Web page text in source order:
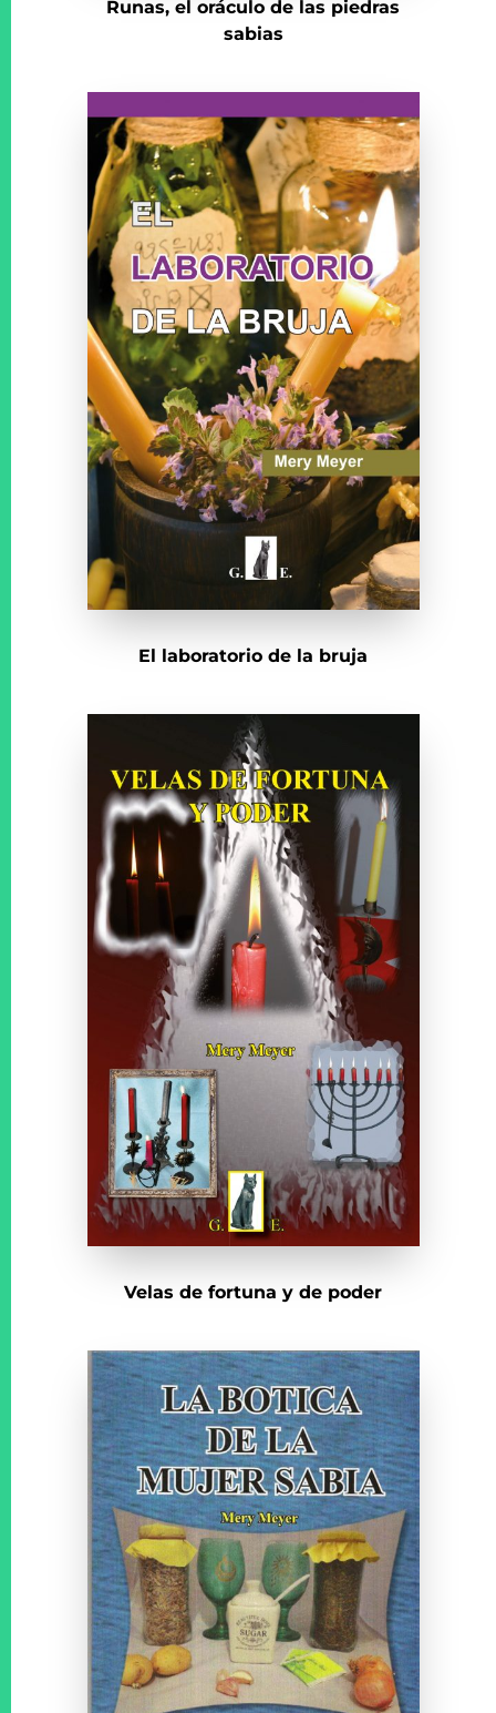
Runas, el oráculo de las piedras
sabias
El laboratorio de la bruja
Velas de fortuna y de poder